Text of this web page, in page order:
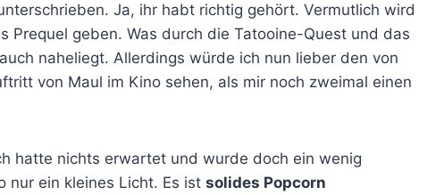
Ja, ihr habt richtig gehört. Vermutlich wird
Prequel geben. Was durch die Tatooine-Quest und das
naheliegt. Allerdings würde ich nun lieber den von
von Maul im Kino sehen, als mir noch zweimal einen
hatte nichts erwartet und wurde doch ein wenig
nur ein kleines Licht. Es ist solides Popcorn